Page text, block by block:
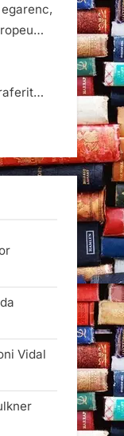
Vidal